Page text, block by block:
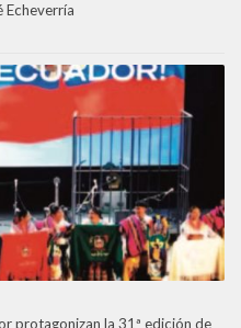
Echeverría
protagonizan la 31ª edición de